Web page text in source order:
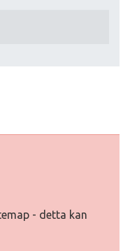
- detta kan